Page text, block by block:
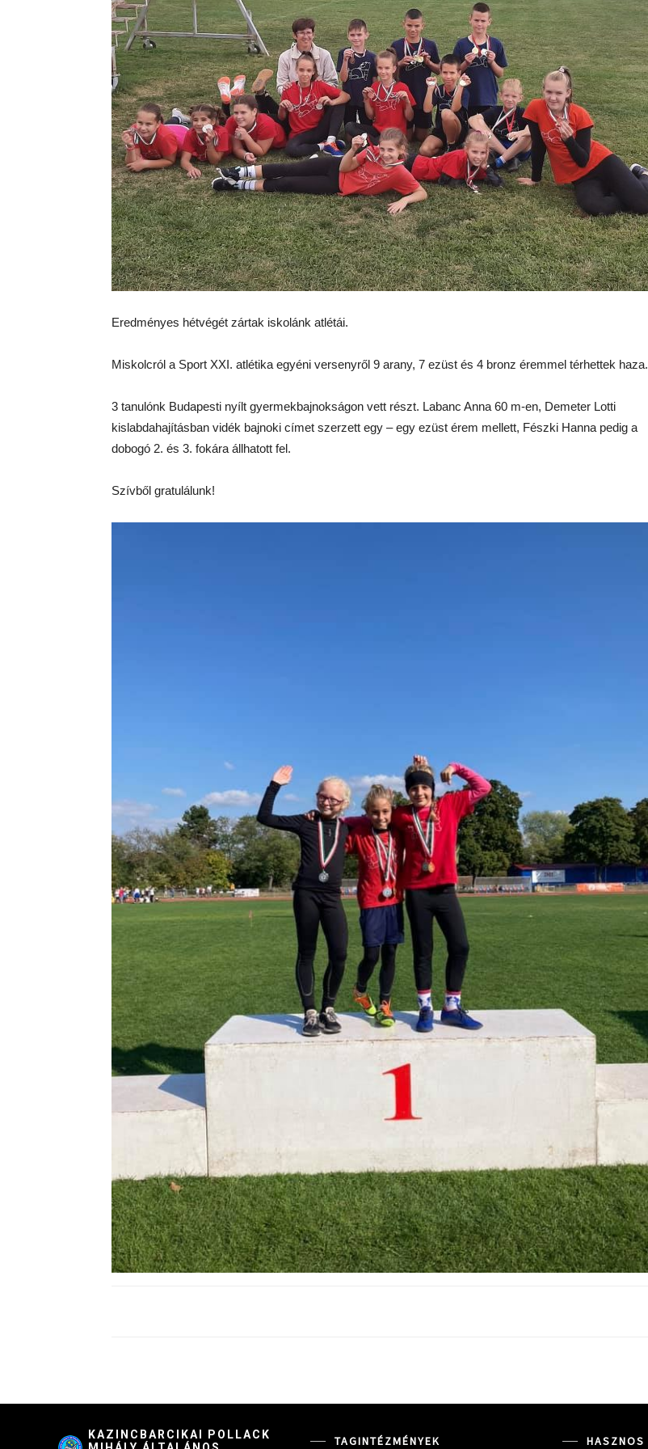
Eredményes hétvégét zártak iskolánk atlétái.
Miskolcról a Sport XXI. atlétika egyéni versenyről 9 arany, 7 ezüst és 4 bronz éremmel térhettek haza.
3 tanulónk Budapesti nyílt gyermekbajnokságon vett részt. Labanc Anna 60 m-en, Demeter Lotti
kislabdahajításban vidék bajnoki címet szerzett egy – egy ezüst érem mellett, Fészki Hanna pedig a
dobogó 2. és 3. fokára állhatott fel.
Szívből gratulálunk!
KAZINCBARCIKAI POLLACK
TAGINTÉZMÉNYEK HASZNOS